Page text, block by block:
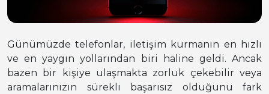
Günümüzde telefonlar, iletişim kurmanın en hızlı
ve en yaygın yollarından biri haline geldi. Ancak
bazen bir kişiye ulaşmakta zorluk çekebilir veya
aramalarınızın sürekli başarısız olduğunu fark